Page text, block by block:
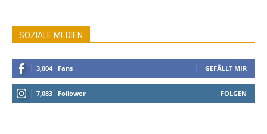
SOZIALE MEDIEN
3,004 Fans GEFÄLLT MIR
7,083 Follower FOLGEN